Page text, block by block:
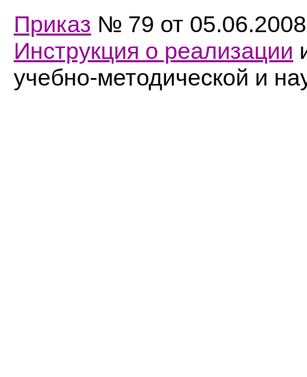
Приказ № 79 от 05.06.2008
Инструкция о реализации
учебно-методической и